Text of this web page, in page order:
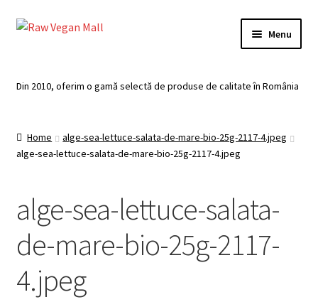
Skip
Skip
Menu
Categorii
Contul meu
Plată
Coș
Din 2010, oferim o gamă selectă de produse de calitate în România
Home
alge-sea-lettuce-salata-de-mare-bio-25g-2117-4.jpeg
alge-sea-lettuce-salata-de-mare-bio-25g-2117-4.jpeg
alge-sea-lettuce-salata-
de-mare-bio-25g-2117-
4.jpeg